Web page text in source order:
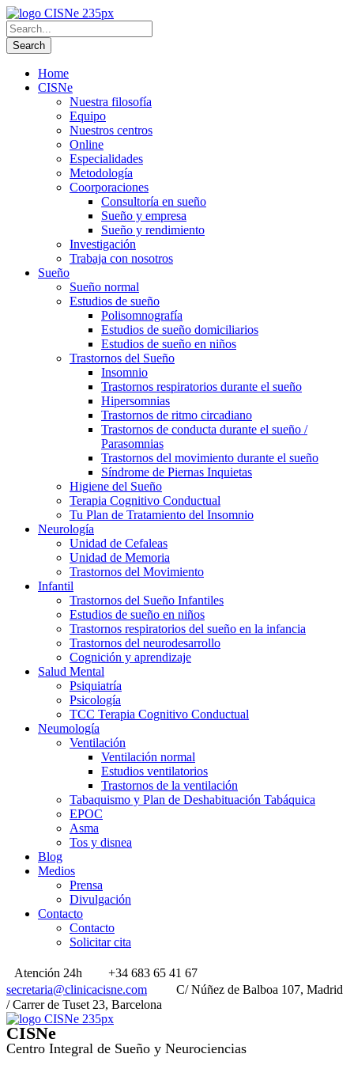
Home
CISNe
Nuestra filosofía
Equipo
Nuestros centros
Online
Especialidades
Metodología
Coorporaciones
Consultoría en sueño
Sueño y empresa
Sueño y rendimiento
Investigación
Trabaja con nosotros
Sueño
Sueño normal
Estudios de sueño
Polisomnografía
Estudios de sueño domiciliarios
Estudios de sueño en niños
Trastornos del Sueño
Insomnio
Trastornos respiratorios durante el sueño
Hipersomnias
Trastornos de ritmo circadiano
Trastornos de conducta durante el sueño /
Parasomnias
Trastornos del movimiento durante el sueño
Síndrome de Piernas Inquietas
Higiene del Sueño
Terapia Cognitivo Conductual
Tu Plan de Tratamiento del Insomnio
Neurología
Unidad de Cefaleas
Unidad de Memoria
Trastornos del Movimiento
Infantil
Trastornos del Sueño Infantiles
Estudios de sueño en niños
Trastornos respiratorios del sueño en la infancia
Trastornos del neurodesarrollo
Cognición y aprendizaje
Salud Mental
Psiquiatría
Psicología
TCC Terapia Cognitivo Conductual
Neumología
Ventilación
Ventilación normal
Estudios ventilatorios
Trastornos de la ventilación
Tabaquismo y Plan de Deshabituación Tabáquica
EPOC
Asma
Tos y disnea
Blog
Medios
Prensa
Divulgación
Contacto
Contacto
Solicitar cita
Atención 24h
+34 683 65 41 67
secretaria@clinicacisne.com
C/ Núñez de Balboa 107, Madrid
/ Carrer de Tuset 23, Barcelona
CISNe
Centro Integral de Sueño y Neurociencias